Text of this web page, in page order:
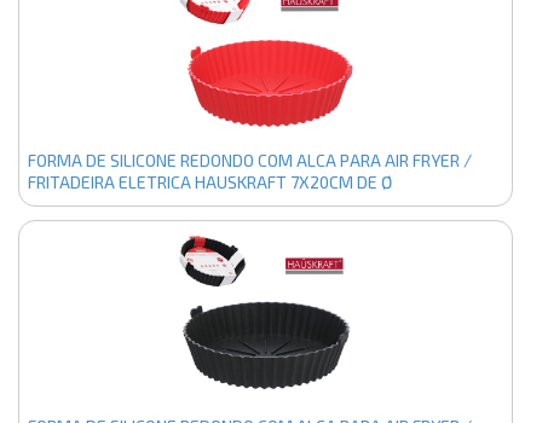
FORMA DE SILICONE REDONDO COM ALCA PARA AIR FRYER /
FRITADEIRA ELETRICA HAUSKRAFT 7X20CM DE Ø